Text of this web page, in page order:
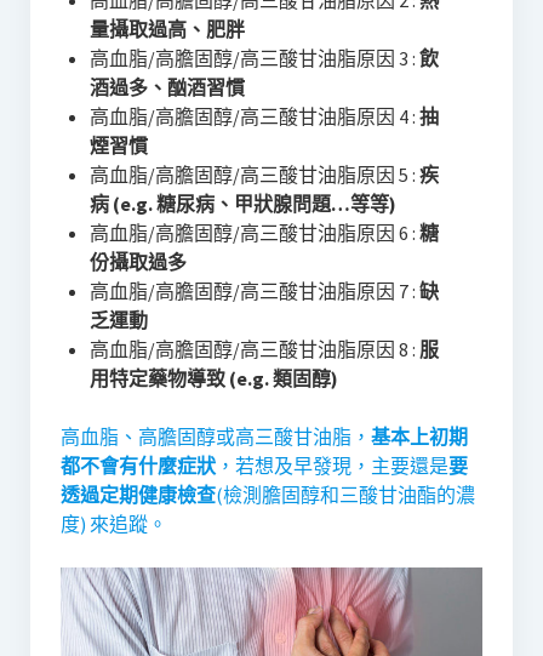
量攝取過高、肥胖
高血脂/高膽固醇/高三酸甘油脂原因 3 : 飲
酒過多、酗酒習慣
高血脂/高膽固醇/高三酸甘油脂原因 4 : 抽
煙習慣
高血脂/高膽固醇/高三酸甘油脂原因 5 : 疾
病 (e.g. 糖尿病、甲狀腺問題…等等)
高血脂/高膽固醇/高三酸甘油脂原因 6 : 糖
份攝取過多
高血脂/高膽固醇/高三酸甘油脂原因 7 : 缺
乏運動
高血脂/高膽固醇/高三酸甘油脂原因 8 : 服
用特定藥物導致 (e.g. 類固醇)
高血脂、高膽固醇或高三酸甘油脂， 基本上初期
都不會有什麼症狀，若想及早發現，主要還是要
透過定期健康檢查(檢測膽固醇和三酸甘油酯的濃
度) 來追蹤。